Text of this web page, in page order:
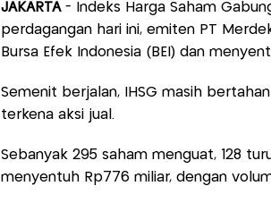
JAKARTA - Indeks Harga Saham
perdagangan hari ini, emiten PT
Bursa Efek Indonesia (BEI) dan
Semenit berjalan, IHSG masih
terkena aksi jual.
Sebanyak 295 saham menguat, 128
menyentuh Rp776 miliar, dengan